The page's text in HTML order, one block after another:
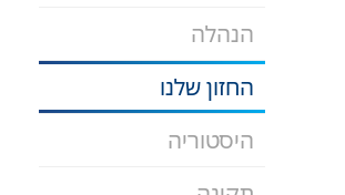
הנהלה
החזון שלנו
היסטוריה